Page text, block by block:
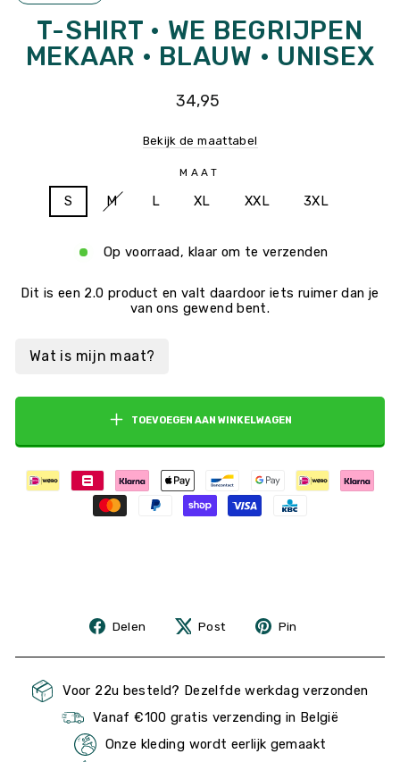
T-SHIRT • WE BEGRIJPEN
MEKAAR • BLAUW • UNISEX
Gewone
34,95
Bekijk de maattabel
MAAT
S M L XL XXL 3XL
Op voorraad, klaar om te verzenden
Dit is een 2.0 product en valt daardoor iets ruimer dan je
van ons gewend bent.
TOEVOEGEN AAN WINKELWAGEN
Delen
Delen
Facebook
Post Post Pin
Pinterest
Voor 22u besteld? Dezelfde werkdag verzonden
Vanaf €100 gratis verzending in België
Onze kleding wordt eerlijk gemaakt